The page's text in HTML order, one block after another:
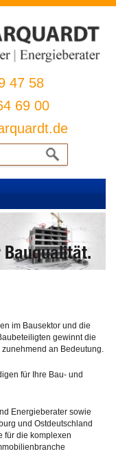
47 58
69 00
Bauqualität.
im Bausektor und die
gewinnt die
an Bedeutung.
für Ihre Bau- und
Energieberater sowie
und Ostdeutschland
für die komplexen